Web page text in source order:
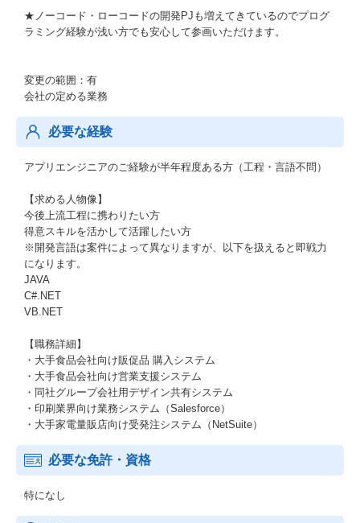
★ノーコード・ローコードの開発PJも増えてきているのでプログ
ラミング経験が浅い方でも安心して参画いただけます。
変更の範囲：有
会社の定める業務
必要な経験
アプリエンジニアのご経験が半年程度ある方（工程・言語不問）
【求める人物像】
今後上流工程に携わりたい方
得意スキルを活かして活躍したい方
※開発言語は案件によって異なりますが、以下を扱えると即戦力
になります。
JAVA
C#.NET
VB.NET
【職務詳細】
・大手食品会社向け販促品 購入システム
・大手食品会社向け営業支援システム
・同社グループ会社用デザイン共有システム
・印刷業界向け業務システム（Salesforce）
・大手家電量販店向け受発注システム（NetSuite）
必要な免許・資格
特になし